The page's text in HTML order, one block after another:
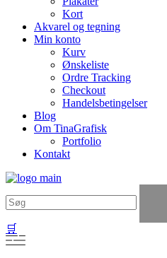
Kort
Akvarel og tegning
Min konto
Kurv
Ønskeliste
Ordre Tracking
Checkout
Handelsbetingelser
Blog
Om TinaGrafisk
Portfolio
Kontakt
efter:
🛒